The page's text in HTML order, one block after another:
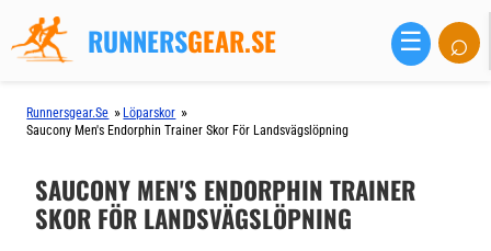
RUNNERSGEAR.SE ☰ ⌕
Runnersgear.se » Löparskor »
Saucony Men's Endorphin Trainer Skor För Landsvägslöpning
SAUCONY MEN'S ENDORPHIN TRAINER
SKOR FÖR LANDSVÄGSLÖPNING